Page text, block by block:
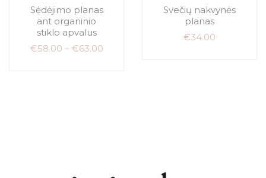
Sėdėjimo planas
ant organinio
stiklo apvalus
€58.00 – €63.00
Svečių nakvynės
planas
€34.00